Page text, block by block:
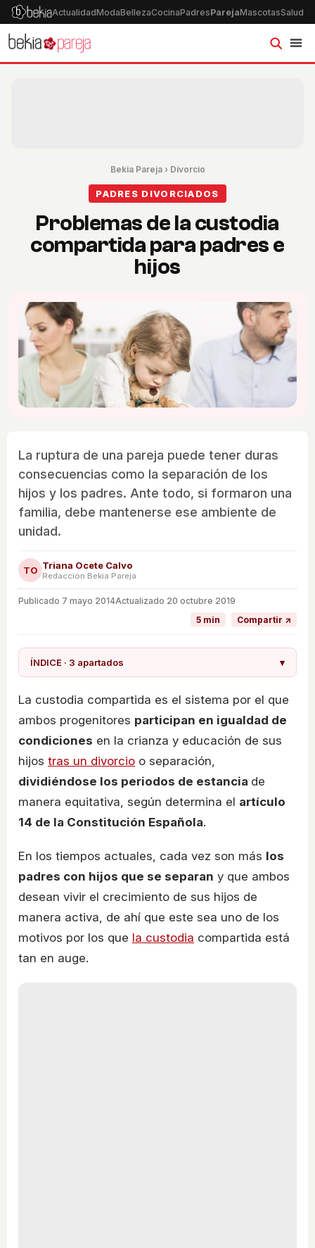
ActualidadModaBellezaCocinaPadresParejaMascotasSalud
Bekia Pareja› Divorcio
PADRES DIVORCIADOS
Problemas de la custodia
compartida para padres e
hijos
La ruptura de una pareja puede tener duras
consecuencias como la separación de los
hijos y los padres. Ante todo, si formaron una
familia, debe mantenerse ese ambiente de
unidad.
TO Triana Ocete Calvo
Redacción Bekia Pareja
Publicado 7 mayo 2014Actualizado 20 octubre 2019
5 min
Compartir ↗
ÍNDICE · 3 apartados ▾
La custodia compartida es el sistema por el que
ambos progenitores participan en igualdad de
condiciones en la crianza y educación de sus
hijos tras un divorcio o separación,
dividiéndose los periodos de estancia de
manera equitativa, según determina el artículo
14 de la Constitución Española.
En los tiempos actuales, cada vez son más los
padres con hijos que se separan y que ambos
desean vivir el crecimiento de sus hijos de
manera activa, de ahí que este sea uno de los
motivos por los que la custodia compartida está
tan en auge.